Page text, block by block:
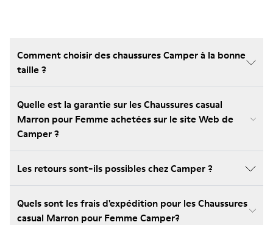
Comment choisir des chaussures Camper à la bonne
taille ?
Quelle est la garantie sur les Chaussures casual
Marron pour Femme achetées sur le site Web de
Camper ?
Les retours sont-ils possibles chez Camper ?
Quels sont les frais d'expédition pour les Chaussures
casual Marron pour Femme Camper?